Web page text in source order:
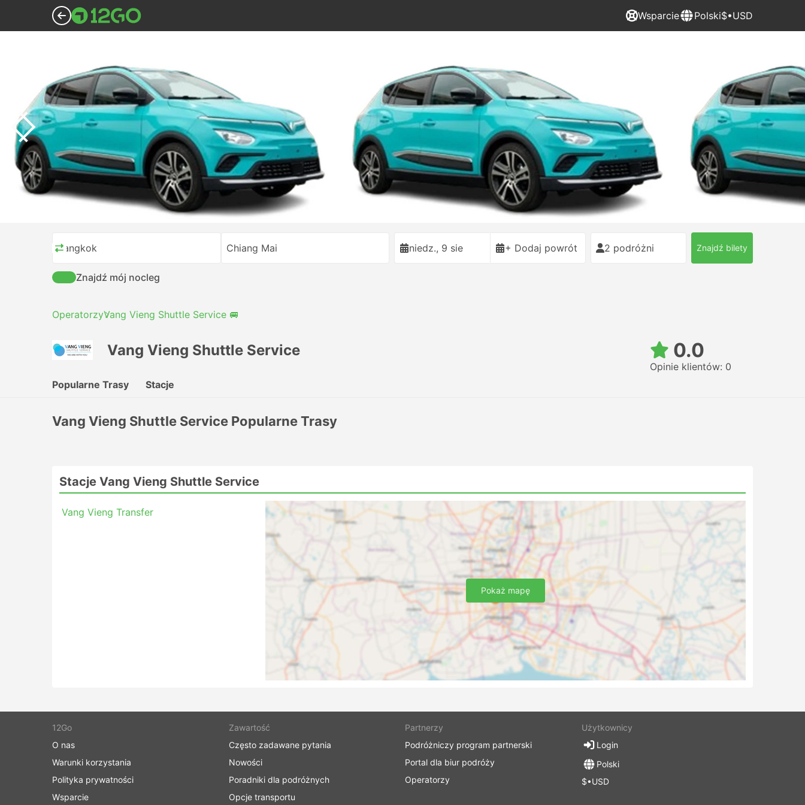
Wsparcie Polski$•USD
Bangkok Chiang Mai niedz., 9 sie + Dodaj powrót 2 podróżni Znajdź bilety
Znajdź mój nocleg
OperatorzyVang Vieng Shuttle Service 🚐
Vang Vieng Shuttle Service 0.0
Opinie klientów: 0
Popularne Trasy
Stacje
Vang Vieng Shuttle Service Popularne Trasy
Stacje Vang Vieng Shuttle Service
Vang Vieng Transfer
Pokaż mapę
12Go
O nas
Warunki korzystania
Polityka prywatności
Wsparcie
Zawartość
Często zadawane pytania
Nowości
Poradniki dla podróżnych
Opcje transportu
Partnerzy
Podróżniczy program partnerski
Portal dla biur podróży
Operatorzy
Użytkownicy
Login
Polski
$•USD